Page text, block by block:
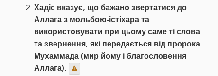
Хадіс вказує, що бажано звертатися до
Аллага з мольбою-істіхара та
використовувати при цьому саме ті слова
та звернення, які передається від пророка
Мухаммада (мир йому і благословення
Аллага).